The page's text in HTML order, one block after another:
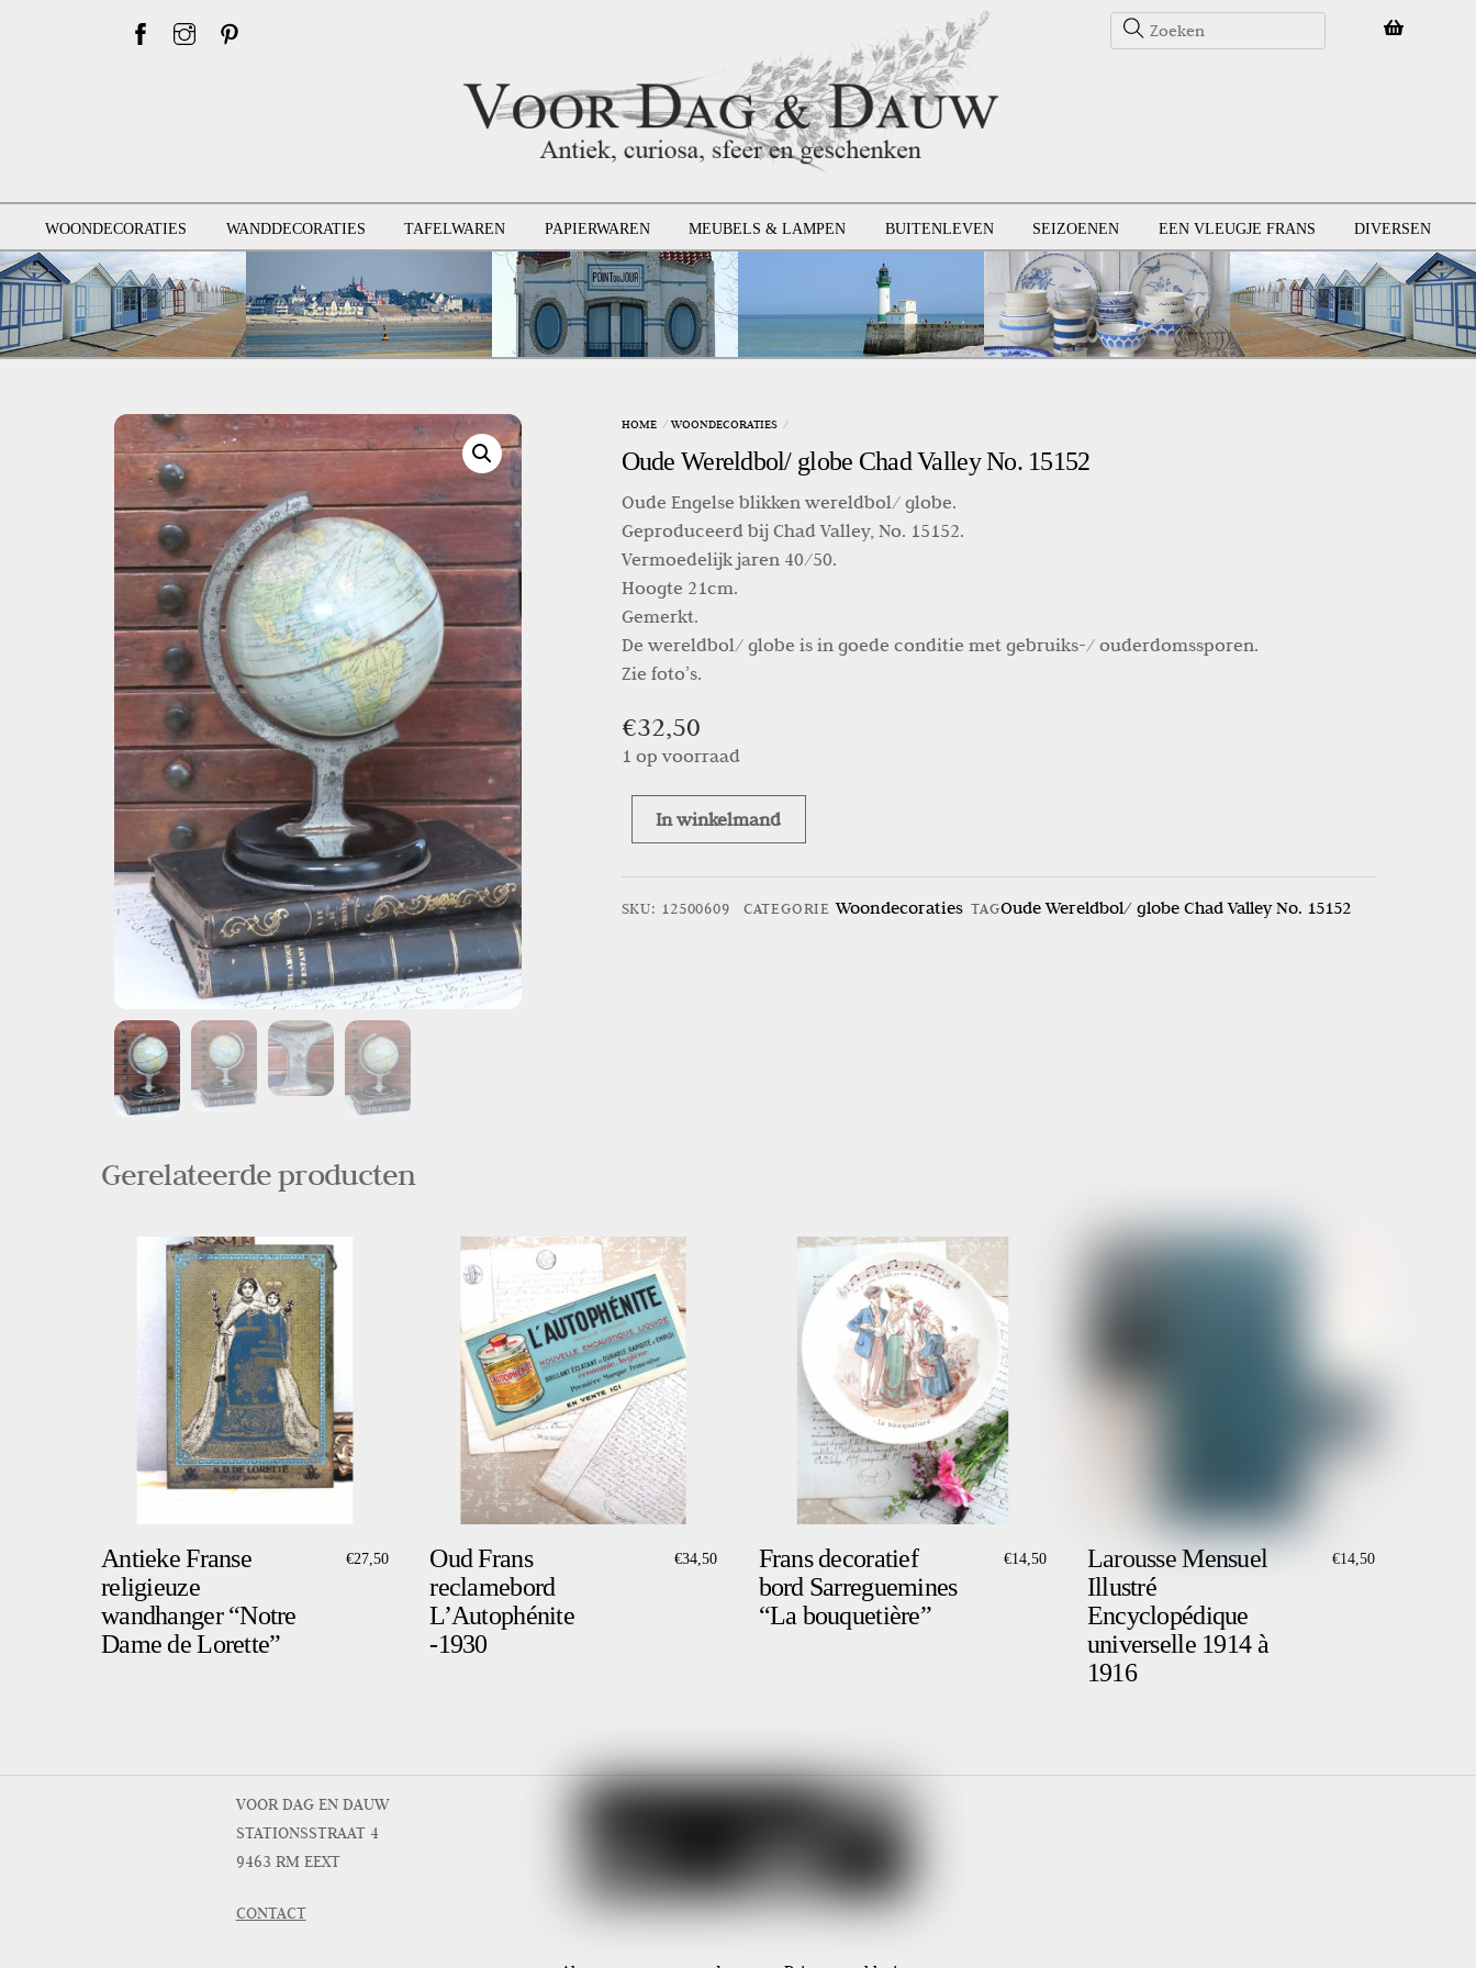
WOONDECORATIES WANDDECORATIES TAFELWAREN PAPIERWAREN MEUBELS & LAMPEN BUITENLEVEN SEIZOENEN EEN VLEUGJE FRANS DIVERSEN
HOME WOONDECORATIES
Oude Wereldbol/ globe Chad Valley No. 15152
Oude Engelse blikken wereldbol/ globe.
Geproduceerd bij Chad Valley, No. 15152.
Vermoedelijk jaren 40/50.
Hoogte 21cm.
Gemerkt.
De wereldbol/ globe is in goede conditie met gebruiks-/ ouderdomssporen.
Zie foto’s.
€32,50
1 op voorraad
Chad
In winkelmand
SKU: 12500609 CATEGORIEWoondecoraties TAGOude Wereldbol/ globe Chad Valley No. 15152
Gerelateerde producten
Antieke Franse
religieuze
wandhanger “Notre
Dame de Lorette”
€27,50
Oud Frans
reclamebord
L’Autophénite
-1930
€34,50
Frans decoratief
bord Sarreguemines
“La bouquetière”
€14,50
Larousse Mensuel
Illustré
Encyclopédique
universelle 1914 à
1916
€14,50
VOOR DAG EN DAUW
STATIONSSTRAAT 4
9463 RM EEXT
CONTACT